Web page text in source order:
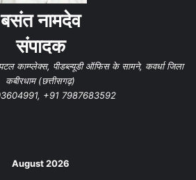
बसंत नामदेव
संपादक
काम्प्लेक्स, पीडब्ल्यूडी ऑफिस के सामने, कवर्धा जिला
कबीरधाम (छत्तीसगढ़)
+91 7987683592
August 2026